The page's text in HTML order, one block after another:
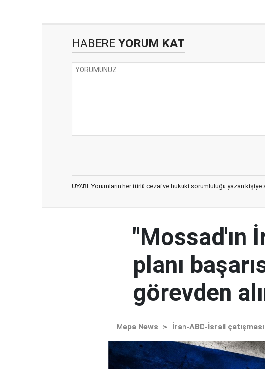
HABERE YORUM KAT
UYARI: Yorumların her türlü cezai ve hukuki sorumluluğu yazan
"Mossad'ın
planı
görevden
Mepa News > İran-ABD-İsrail çatışması